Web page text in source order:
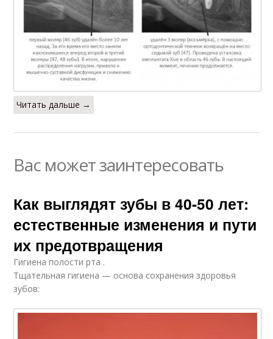
Читать дальше →
Вас может заинтересовать
Как выглядят зубы в 40-50 лет:
естественные изменения и пути
их предотвращения
Гигиена полости рта .
Тщательная гигиена — основа сохранения здоровья
зубов: